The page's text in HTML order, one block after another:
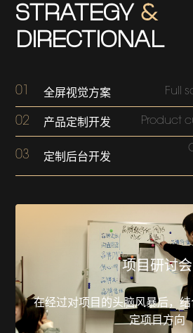
STRATEGY &
DIRECTIONAL
01 全屏视觉方案 Full
02 产品定制开发 Product
03 定制后台开发
项目研讨会
在经过对项目的头脑风暴后，
定项目方向